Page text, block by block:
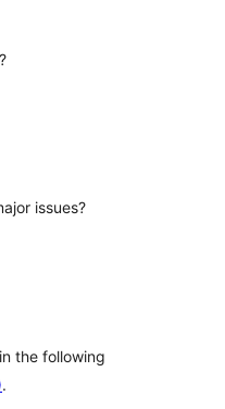
issues?
the following
.